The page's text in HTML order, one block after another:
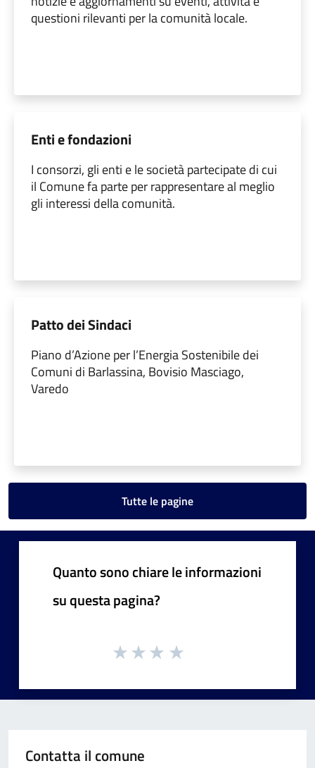
questioni rilevanti per la comunità locale.
Enti e fondazioni
I consorzi, gli enti e le società partecipate di cui
il Comune fa parte per rappresentare al meglio
gli interessi della comunità.
Patto dei Sindaci
Piano d’Azione per l’Energia Sostenibile dei
Comuni di Barlassina, Bovisio Masciago,
Varedo
Tutte le pagine
Quanto sono chiare le informazioni
su questa pagina?
Contatta il comune